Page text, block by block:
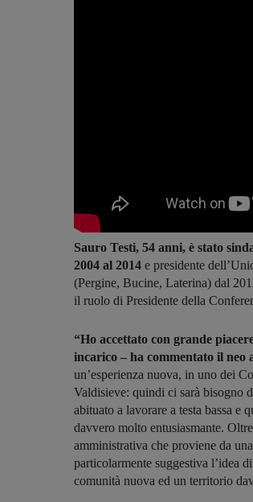
Sauro Testi, 54 anni, è stato
2004 al 2014 e presidente
(Pergine, Bucine, Laterina) dal
il ruolo di Presidente della
“Ho accettato con grande
incarico – ha commentato il neo
un’esperienza nuova, in uno dei
Valdisieve: quindi ci sarà bisogno
abituato a lavorare a testa bassa e
davvero molto entusiasmante.
amministrativa che proviene da
particolarmente suggestiva l’idea
comunità nuova ed un territorio